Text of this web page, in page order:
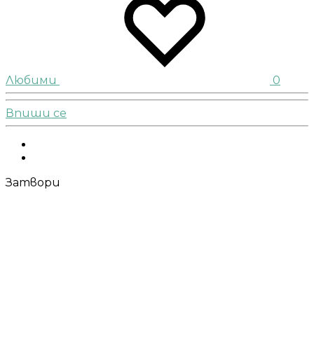
Любими 0
Впиши се
Затвори